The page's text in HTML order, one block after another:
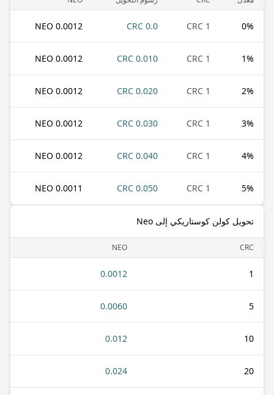
0%
1 CRC
0.0 CRC
0.0012 NEO
1%
1 CRC
0.010 CRC
0.0012 NEO
2%
1 CRC
0.020 CRC
0.0012 NEO
3%
1 CRC
0.030 CRC
0.0012 NEO
4%
1 CRC
0.040 CRC
0.0012 NEO
5%
1 CRC
0.050 CRC
0.0011 NEO
تحويل كولن كوستاريكي إلى Neo
CRC
NEO
1
0.0012
5
0.0060
10
0.012
20
0.024